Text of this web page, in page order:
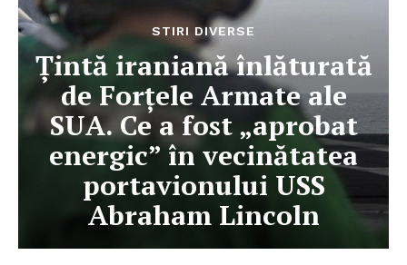
STIRI DIVERSE
Țintă iraniană înlăturată
de Forțele Armate ale
SUA. Ce a fost „aprobat
energic” în vecinătatea
portavionului USS
Abraham Lincoln